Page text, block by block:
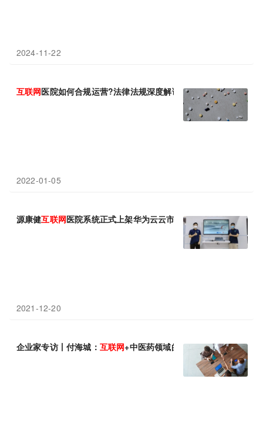
2024-11-22
互联网医院如何合规运营?法律法规深度解读
2022-01-05
源康健互联网医院系统正式上架华为云云市场
2021-12-20
企业家专访丨付海城： 互联网+中医药领域的技术创新